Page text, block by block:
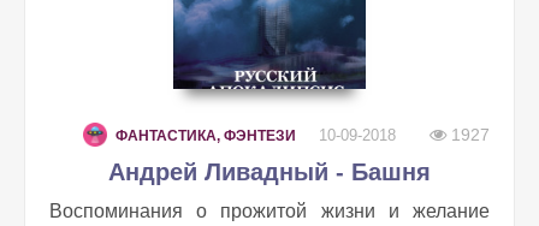
ФАНТАСТИКА, ФЭНТЕЗИ 10-09-2018 1927
Андрей Ливадный - Башня
Воспоминания о прожитой жизни и желание